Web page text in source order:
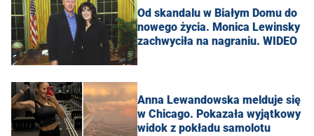
Od skandalu w Białym Domu do
nowego życia. Monica Lewinsky
zachwyciła na nagraniu. WIDEO
Anna Lewandowska melduje się
w Chicago. Pokazała wyjątkowy
widok z pokładu samolotu